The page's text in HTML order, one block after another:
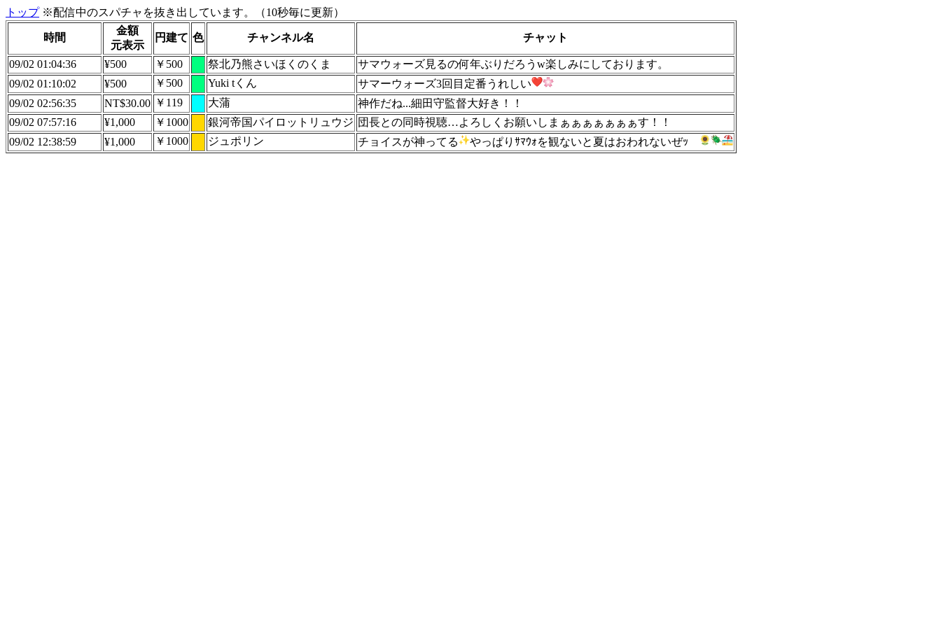
トップ※配信中のスパチャを抜き出しています。（10秒毎に更新）
時間
金額
元表示
円建て 色 チャンネル名 チャット
09/02 01:04:36 ¥500 ￥500 祭北乃熊さいほくのくま
サマウォーズ見るの何年ぶりだろうw楽しみにしております。
09/02 01:10:02
¥500 ￥500 Yuki tくん
サマーウォーズ3回目定番うれしい
09/02 02:56:35
NT$30.00 ￥119 大蒲
神作だね...細田守監督大好き！！
09/02 07:57:16
¥1,000 ￥1000 銀河帝国パイロットリュウジ 団長との同時視聴…よろしくお願いしまぁぁぁぁぁぁぁす！！
09/02 12:38:59
¥1,000 ￥1000 ジュポリン チョイスが神ってる やっぱりｻﾏｳｫを観ないと夏はおわれないぜｯ